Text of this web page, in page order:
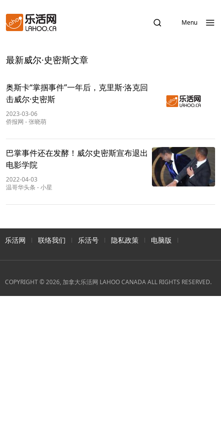
Menu
最新威尔·史密斯文章
奥斯卡“掌掴事件”一年后，克里斯·洛克回
击威尔·史密斯
2023-03-06
侨报网 -张晓萌
巴掌事件还在发酵！威尔史密斯宣布退出
电影学院
2022-04-03
温哥华头条 -小星
乐活网 联络我们 乐活号 隐私政策 电脑版
COPYRIGHT © 2026, 加拿大乐活网 LAHOO CANADA ALL RIGHTS RESERVED.